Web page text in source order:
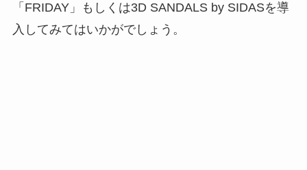
「FRIDAY」もしくは3D SANDALS by SIDASを導
入してみてはいかがでしょう。